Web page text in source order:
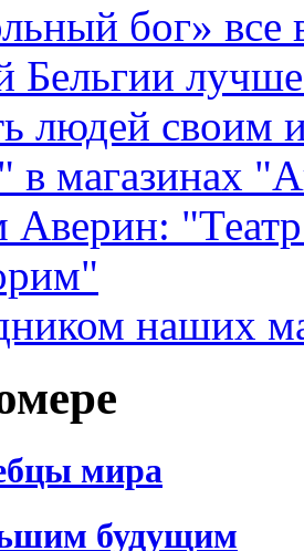
бог» все
Бельгии
людей своим
в магазинах
наших
мира
будущим